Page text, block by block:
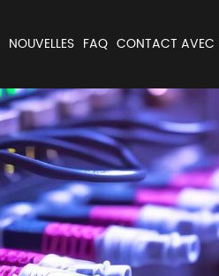
NOUVELLES FAQ CONTACT AVEC